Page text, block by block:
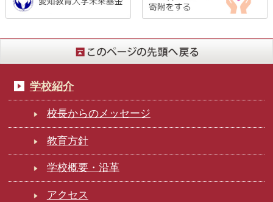
学校紹介
校長からのメッセージ
教育方針
学校概要・沿革
アクセス